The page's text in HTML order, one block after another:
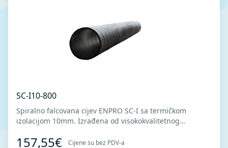
SC-I10-800
Spiralno falcovana cijev ENPRO SC-I sa termičkom
izolacijom 10mm. Izrađena od visokokvalitetnog
U skladu sa standardima MEST EN 1506 I MEST EN
157,55€ Cijene su bez PDV-a